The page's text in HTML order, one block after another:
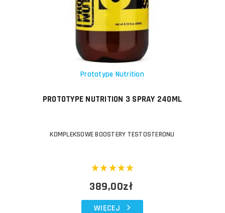
Prototype Nutrition
PROTOTYPE NUTRITION 3 SPRAY 240ML
KOMPLEKSOWE BOOSTERY TESTOSTERONU
389,00zł
WIĘCEJ